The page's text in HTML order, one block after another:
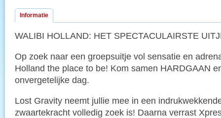
Informatie
WALIBI HOLLAND: HET SPECTACULAIRSTE
Op zoek naar een groepsuitje vol sensatie en
Holland the place to be! Kom samen HARDGAAN
onvergetelijke dag.
Lost Gravity neemt jullie mee in een
zwaartekracht volledig zoek is! Daarna verrast